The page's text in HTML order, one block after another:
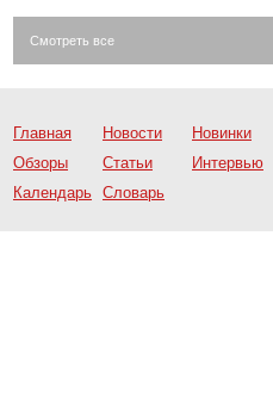
Смотреть все
Главная Новости
Новинки
Обзоры
Статьи
Интервью
Календарь Словарь